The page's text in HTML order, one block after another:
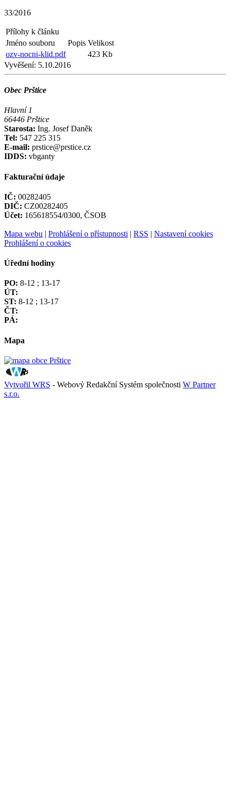
33/2016
Přílohy k článku
Jméno souboru
Popis Velikost
ozv-nocni-klid.pdf
423 Kb
Vyvěšení: 5.10.2016
Obec Prštice
Hlavní 1
66446 Prštice
Starosta: Ing. Josef Daněk
Tel: 547 225 315
E-mail: prstice@prstice.cz
IDDS: vbganty
Fakturační údaje
IČ: 00282405
DIČ: CZ00282405
Účet: 165618554/0300, ČSOB
Mapa webu | Prohlášení o přístupnosti | RSS | Nastavení cookies
Prohlášení o cookies
Úřední hodiny
PO: 8-12 ; 13-17
ÚT:
ST: 8-12 ; 13-17
ČT:
PÁ:
Mapa
Vytvořil WRS - Webový Redakční Systém společnosti W Partner
s.r.o.